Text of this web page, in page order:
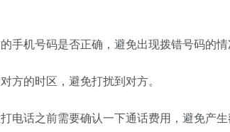
机号码是否正确，避免出现拨错号码的情
方的时区，避免打扰到对方。
电话之前需要确认一下通话费用，避免产